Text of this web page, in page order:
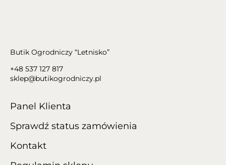
Butik Ogrodniczy “Letnisko”
+48 537 127 817
sklep@butikogrodniczy.pl
Panel Klienta
Sprawdź status zamówienia
Kontakt